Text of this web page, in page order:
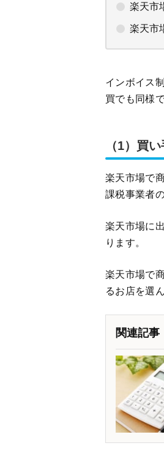
楽天市
楽天市
インボイス
買でも同様で
（1）買
楽天市場で
課税事業者
楽天市場に
ります。
楽天市場で
るお店を選
関連記事